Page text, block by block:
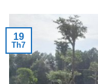
19
Th7